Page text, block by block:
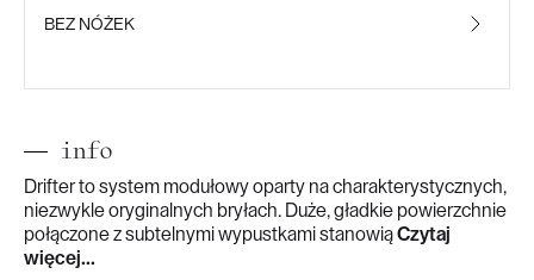
info
Drifter to system modułowy oparty na charakterystycznych,
niezwykle oryginalnych bryłach. Duże, gładkie powierzchnie
połączone z subtelnymi wypustkami stanowiąCzytaj
więcej...
BEZ NÓŻEK